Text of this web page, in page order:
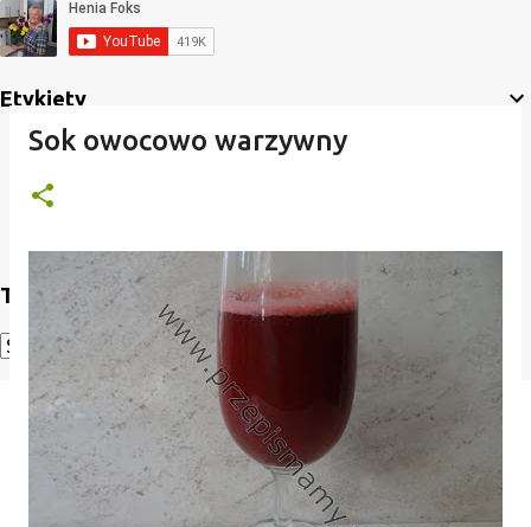
Etykiety
Translate
Powered by Translate
Sok owocowo warzywny